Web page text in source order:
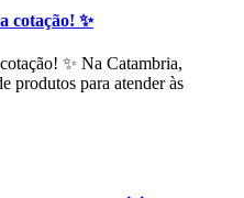
cotação! ✨
✨ Na Catambria,
produtos para atender às